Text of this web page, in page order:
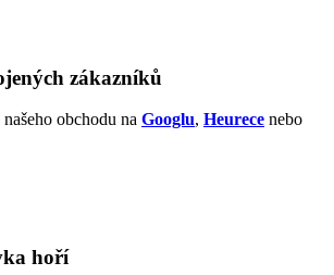
zákazníků
obchodu na Googlu, Heurece nebo
hoří